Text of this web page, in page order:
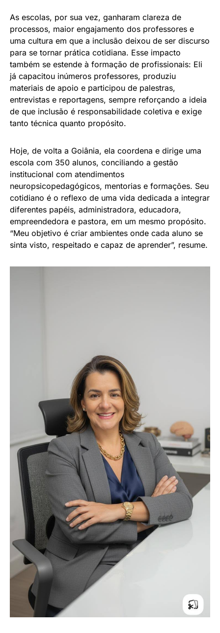
As escolas, por sua vez, ganharam clareza de
processos, maior engajamento dos professores e
uma cultura em que a inclusão deixou de ser discurso
para se tornar prática cotidiana. Esse impacto
também se estende à formação de profissionais: Eli
já capacitou inúmeros professores, produziu
materiais de apoio e participou de palestras,
entrevistas e reportagens, sempre reforçando a ideia
de que inclusão é responsabilidade coletiva e exige
tanto técnica quanto propósito.
Hoje, de volta a Goiânia, ela coordena e dirige uma
escola com 350 alunos, conciliando a gestão
institucional com atendimentos
neuropsicopedagógicos, mentorias e formações. Seu
cotidiano é o reflexo de uma vida dedicada a integrar
diferentes papéis, administradora, educadora,
empreendedora e pastora, em um mesmo propósito.
“Meu objetivo é criar ambientes onde cada aluno se
sinta visto, respeitado e capaz de aprender”, resume.